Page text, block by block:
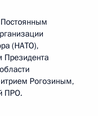
(НАТО),
Президента
Рогозиным,
ПРО.